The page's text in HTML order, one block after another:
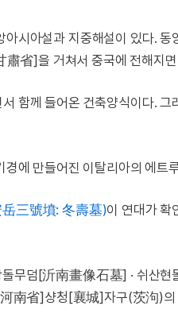
시아설과 지중해설이 있다.
省]을 거쳐서 중국에 전해지면
함께 들어온 건축양식이다.
경에 만들어진 이탈리아의 에
岳三號墳: 冬壽墓)이 연대가 확
돌무덤[沂南畫像石墓] · 쉬산
南省]샹청[襄城]자구(茨泃)